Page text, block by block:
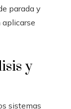
parada y
y
sistemas